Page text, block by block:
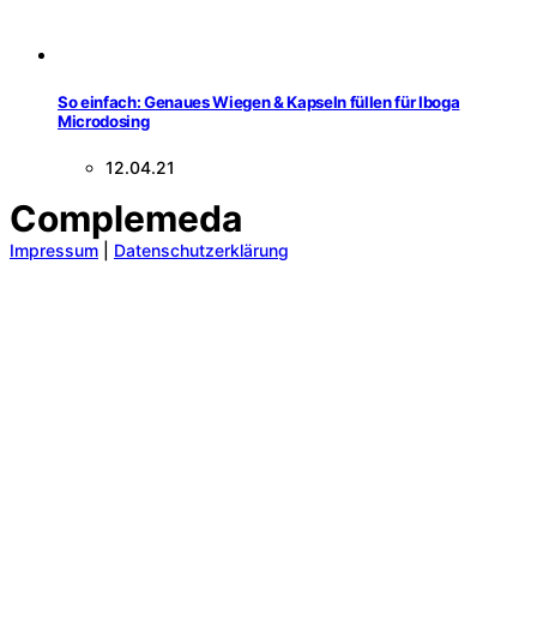
So einfach: Genaues Wiegen & Kapseln füllen für Iboga
Microdosing
12.04.21
Complemeda
Impressum Datenschutzerklärung